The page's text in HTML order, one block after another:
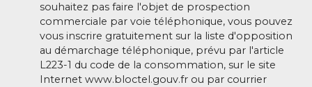
souhaitez pas faire l'objet de prospection
commerciale par voie téléphonique, vous pouvez
vous inscrire gratuitement sur la liste d'opposition
au démarchage téléphonique, prévu par l'article
L223-1 du code de la consommation, sur le site
Internet www.bloctel.gouv.fr ou par courrier